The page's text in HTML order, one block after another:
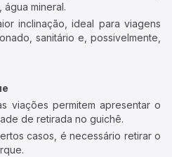
água mineral.
inclinação, ideal para viagens
sanitário e, possivelmente,
viações permitem apresentar o
de retirada no guichê.
casos, é necessário retirar o